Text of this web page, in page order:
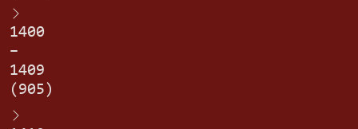
1400
–
1409
(905)